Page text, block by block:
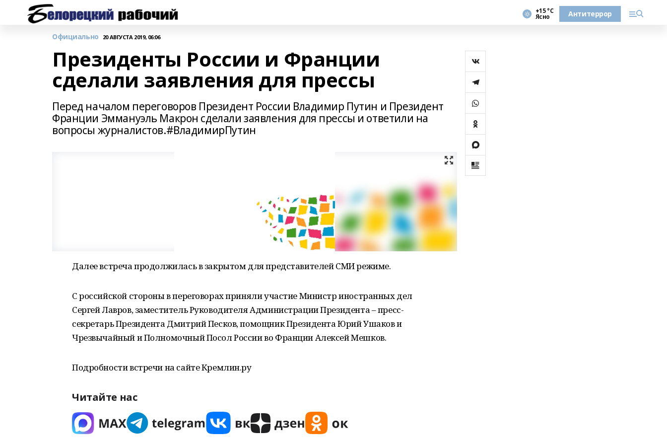
+15 °С
Ясно Антитеррор
Официально 20 АВГУСТА 2019, 06:06
Президенты России и Франции
сделали заявления для прессы
Перед началом переговоров Президент России Владимир Путин и Президент
Франции Эммануэль Макрон сделали заявления для прессы и ответили на
вопросы журналистов.#ВладимирПутин
Далее встреча продолжилась в закрытом для представителей СМИ режиме.
С российской стороны в переговорах приняли участие Министр иностранных дел
Сергей Лавров, заместитель Руководителя Администрации Президента – пресс-
секретарь Президента Дмитрий Песков, помощник Президента Юрий Ушаков и
Чрезвычайный и Полномочный Посол России во Франции Алексей Мешков.
Подробности встречи на сайте Кремлин.ру
Читайте нас